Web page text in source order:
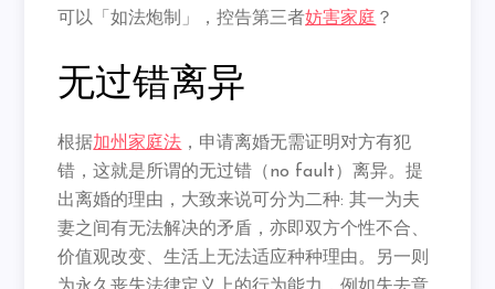
可以「如法炮制」，控告第三者妨害家庭 ？
无过错离异
根据加州家庭法 ，申请离婚无需证明对方有犯
错，这就是所谓的无过错（no fault）离异。提
出离婚的理由，大致来说可分为二种: 其一为夫
妻之间有无法解决的矛盾，亦即双方个性不合、
价值观改变、生活上无法适应种种理由。另一则